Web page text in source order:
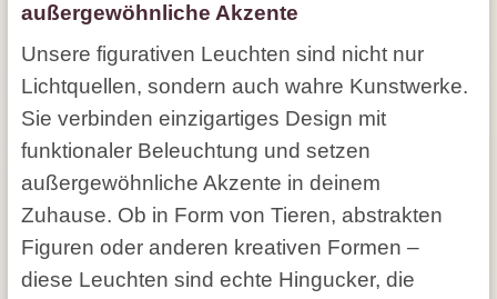
außergewöhnliche Akzente
Unsere figurativen Leuchten sind nicht nur
Lichtquellen, sondern auch wahre Kunstwerke.
Sie verbinden einzigartiges Design mit
funktionaler Beleuchtung und setzen
außergewöhnliche Akzente in deinem
Zuhause. Ob in Form von Tieren, abstrakten
Figuren oder anderen kreativen Formen –
diese Leuchten sind echte Hingucker, die